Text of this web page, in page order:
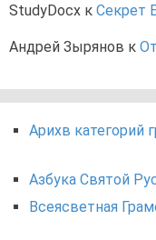
StudyDocx к Секрет
Андрей Зырянов к
Арихв категорий
Азбука Святой
Всеясветная